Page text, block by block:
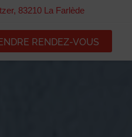
83210 La Farlède
RENDEZ-VOUS